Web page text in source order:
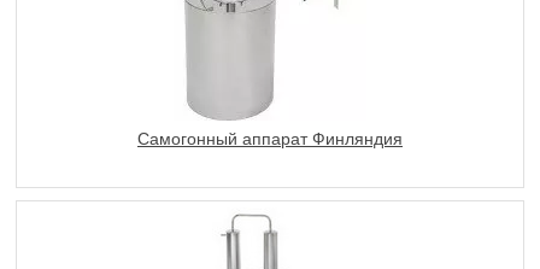
Самогонный аппарат Финляндия